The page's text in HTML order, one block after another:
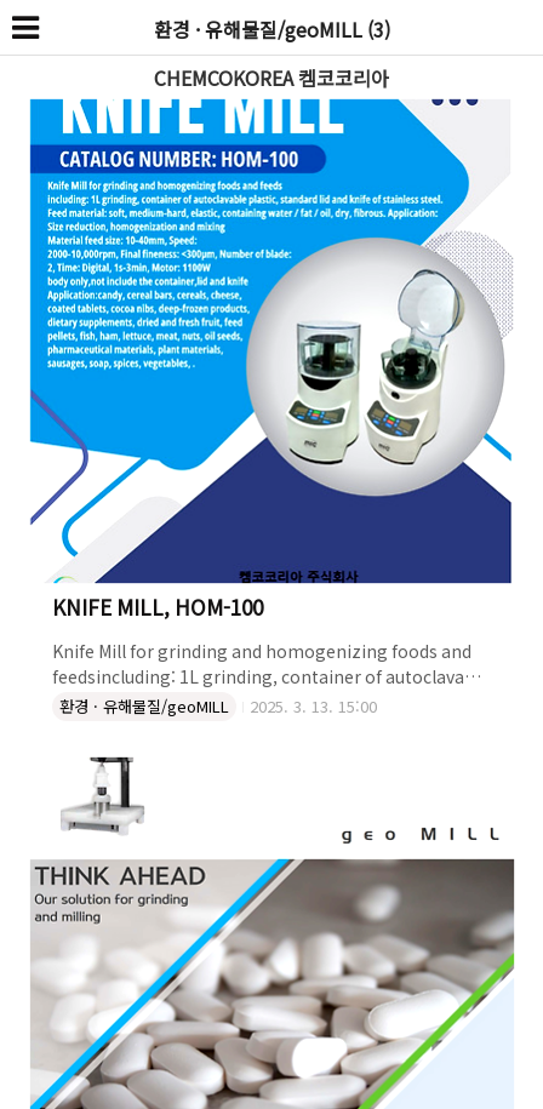
환경 · 유해물질/geoMILL (3)
CHEMCOKOREA 켐코코리아
KNIFE MILL, HOM-100
Knife Mill for grinding and homogenizing foods and
feedsincluding: 1L grinding, container of autoclavable
plastic, standard lid and knife of stainless steel.Feed
water / fat / oil, dry, fibrousApplication: Size
reduction, homogenization and mixingMaterial feed
size: 10-40mmSpeed: 2000-10,000rpmFinal fineness:
Number of blade: 2Time: Digital, 1s-3m..
환경 · 유해물질/geoMILL 2025. 3. 13. 15:00